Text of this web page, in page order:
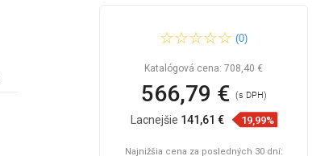
stena Walk-in s rámom 170 x
zlatá brúsená - 800-170-202-
04-55-080
(0)
Katalógová cena: 708,40 €
566,79 € (s DPH)
Lacnejšie 141,61 € 19,99%
Najnižšia cena za posledných 30 dní: